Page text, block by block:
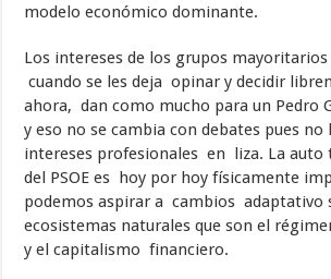
modelo económico dominante.
Los intereses de los grupos mayoritarios
cuando se les deja opinar y decidir
ahora, dan como mucho para un Pedro
y eso no se cambia con debates pues no
intereses profesionales en liza. La auto
del PSOE es hoy por hoy físicamente
podemos aspirar a cambios adaptativo
ecosistemas naturales que son el
y el capitalismo financiero.